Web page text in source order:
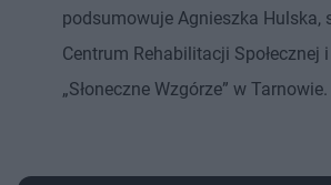
podsumowuje Agnieszka Hulska,
Centrum Rehabilitacji Społecznej
„Słoneczne Wzgórze” w Tarnowie.